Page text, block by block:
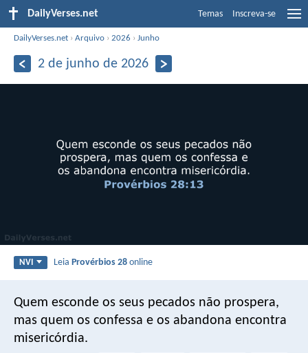
DailyVerses.net Temas Inscreva-se
DailyVerses.net ›Arquivo ›2026 ›Junho
2 de junho de 2026
NVI LeiaProvérbios 28 online
Quem esconde os seus pecados não prospera,
mas quem os confessa e os abandona encontra
misericórdia.